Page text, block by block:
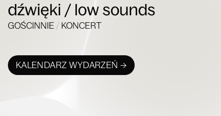
dźwięki / low sounds
GOŚCINNIE / KONCERT
KALENDARZ WYDARZEŃ →